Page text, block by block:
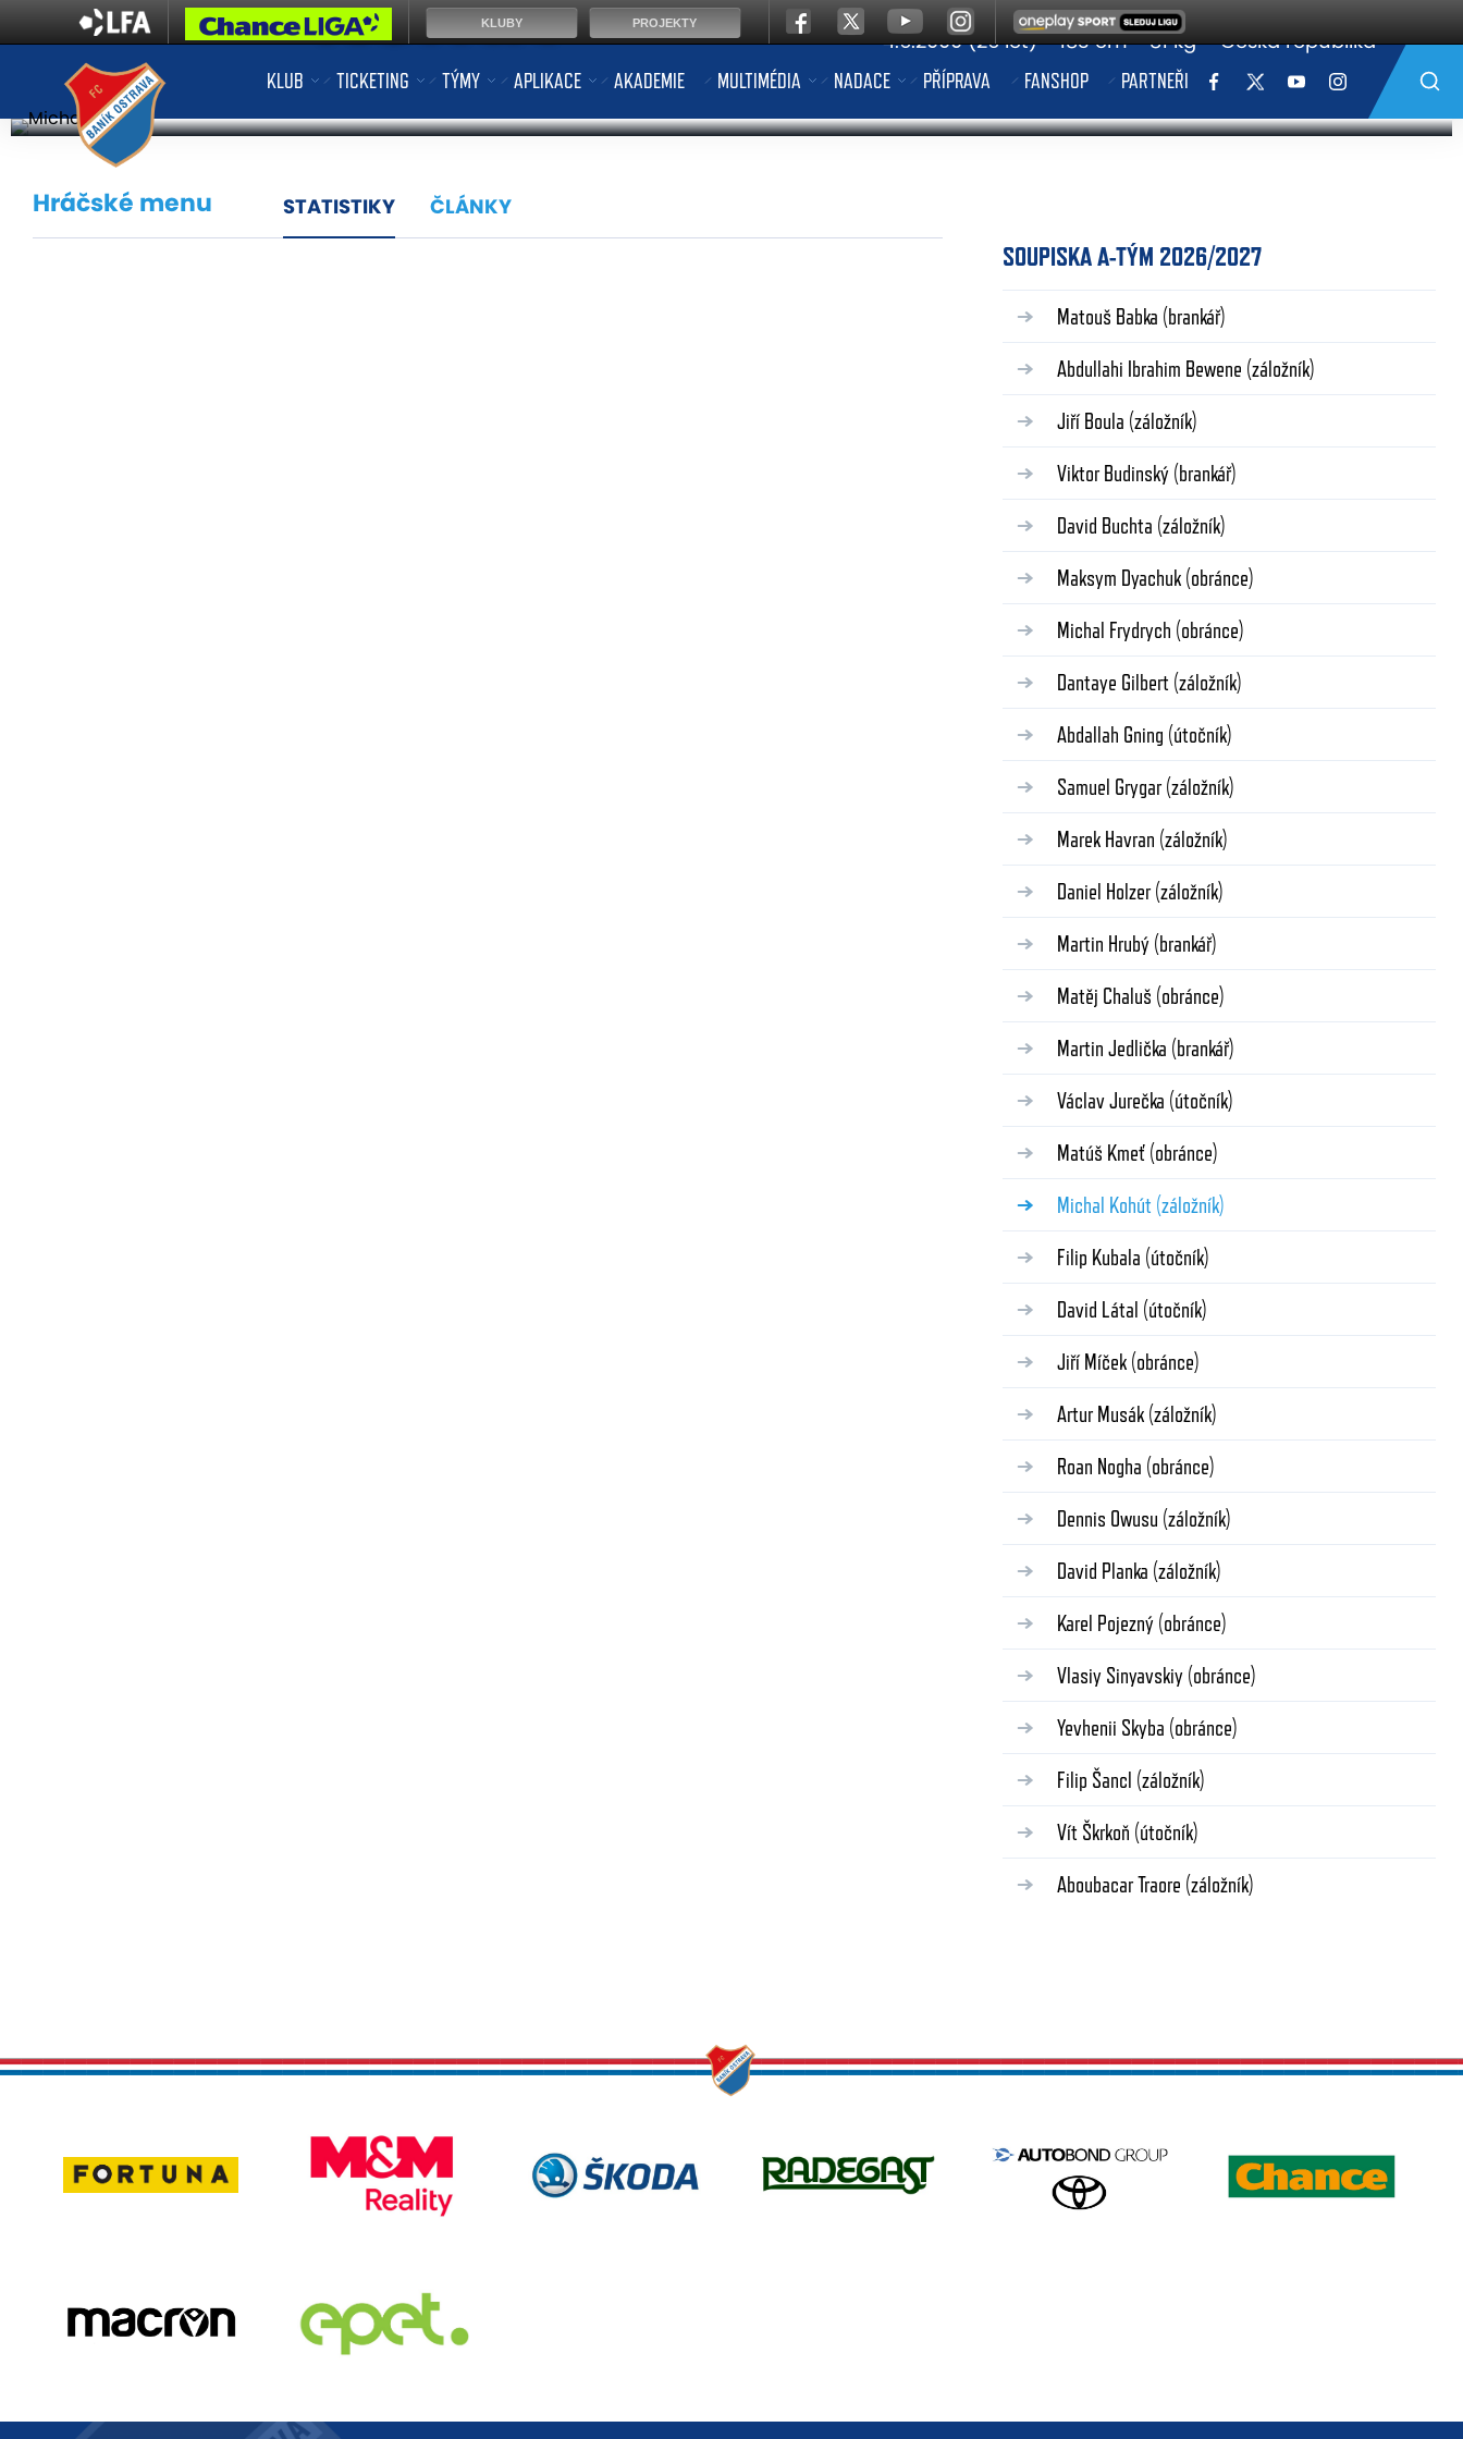
KLUB TICKETING TÝMY APLIKACE AKADEMIE MULTIMÉDIA NADACE PŘÍPRAVA FANSHOP PARTNEŘI
Narozen
4.6.2000 (26 let)
Výška
183 cm
Váha
81 kg Česká republika
Hráčské menu STATISTIKY ČLÁNKY
SOUPISKA A-TÝM 2026/2027
Matouš Babka (brankář)
Abdullahi Ibrahim Bewene (záložník)
Jiří Boula (záložník)
Viktor Budinský (brankář)
David Buchta (záložník)
Maksym Dyachuk (obránce)
Michal Frydrych (obránce)
Dantaye Gilbert (záložník)
Abdallah Gning (útočník)
Samuel Grygar (záložník)
Marek Havran (záložník)
Daniel Holzer (záložník)
Martin Hrubý (brankář)
Matěj Chaluš (obránce)
Martin Jedlička (brankář)
Václav Jurečka (útočník)
Matúš Kmeť (obránce)
Michal Kohút (záložník)
Filip Kubala (útočník)
David Látal (útočník)
Jiří Míček (obránce)
Artur Musák (záložník)
Roan Nogha (obránce)
Dennis Owusu (záložník)
David Planka (záložník)
Karel Pojezný (obránce)
Vlasiy Sinyavskiy (obránce)
Yevhenii Skyba (obránce)
Filip Šancl (záložník)
Vít Škrkoň (útočník)
Aboubacar Traore (záložník)
KLUBY PROJEKTY